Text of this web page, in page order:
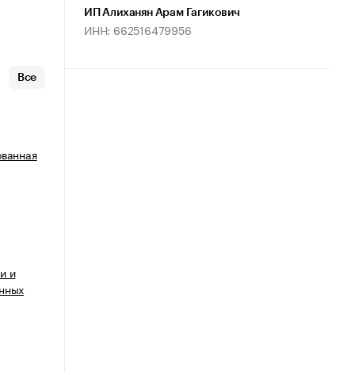
Все
и
ИП Алиханян Арам Гагикович
ИНН: 662516479956